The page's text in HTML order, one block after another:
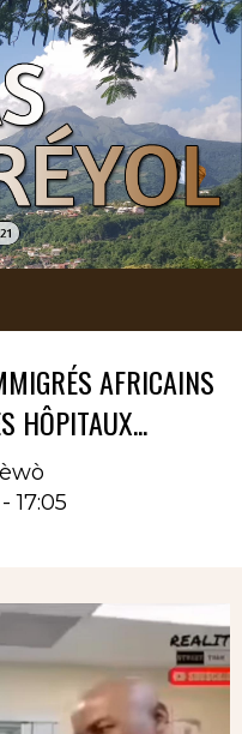
AFRICAINS
HÔPITAUX...
17:05